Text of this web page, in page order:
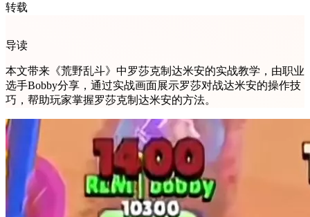
转载
导读
本文带来《荒野乱斗》中罗莎克制达米安的实战教学，由职业
选手Bobby分享，通过实战画面展示罗莎对战达米安的操作技
巧，帮助玩家掌握罗莎克制达米安的方法。